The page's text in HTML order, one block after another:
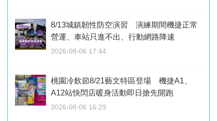
8/13城鎮韌性防空演習 演練期間機捷正常
營運、車站只進不出、行動網路降速
2026-08-06 17:44
桃園冷飲節8/21藝文特區登場 機捷A1、
A12站快閃店暖身活動即日搶先開跑
2026-08-06 16:29